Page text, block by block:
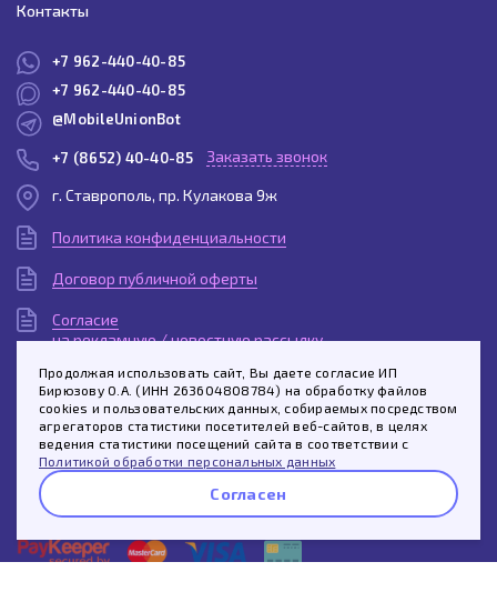
Продолжая использовать сайт, Вы даете согласие ИП
Бирюзову О.А. (ИНН 263604808784) на обработку файлов
cookies и пользовательских данных, собираемых посредством
агрегаторов статистики посетителей веб-сайтов, в целях
ведения статистики посещений сайта в соответствии с
Политикой обработки персональных данных
Согласен
Контакты
+7 962-440-40-85
+7 962-440-40-85
@MobileUnionBot
+7 (8652) 40-40-85 Заказать звонок
г. Ставрополь, пр. Кулакова 9ж
Политика конфиденциальности
Договор публичной оферты
Согласие
на рекламную / новостную рассылку
Согласие
на обработку персональных данных
Пользовательское
соглашение